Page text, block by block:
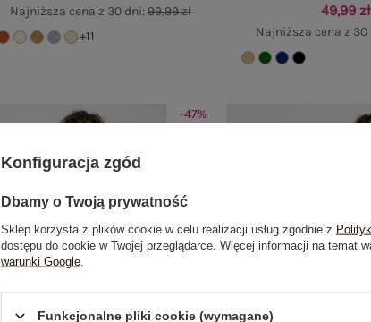
Najniższa cena z 30 dni:99,99 zł
+11
49,99 zł
Najniższa cena z
-47%
Konfiguracja zgód
Dbamy o Twoją prywatność
Sklep korzysta z plików cookie w celu realizacji usług zgodnie z
dostępu do cookie w Twojej przeglądarce. Więcej informacji na temat
warunki Google
Funkcjonalne pliki cookie (wymagane)